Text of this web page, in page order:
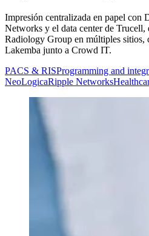
Impresión centralizada en papel con
Networks y el data center de Trucell,
Radiology Group en múltiples sitios,
Lakemba junto a Crowd IT.
PACS & RISProgramming and
NeoLogicaRipple Networks